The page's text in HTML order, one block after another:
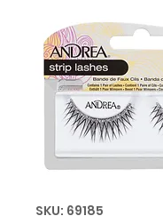
SKU: 69185